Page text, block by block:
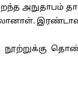
அநுதாபம்